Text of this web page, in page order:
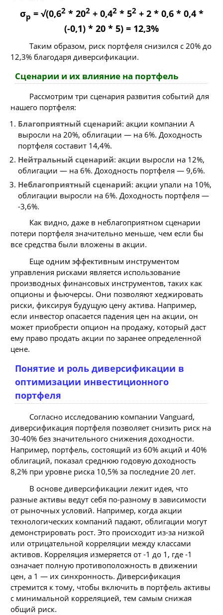
σp = √(0,62* 202+ 0,42* 52+ 2 * 0,6 * 0,4 *
(-0,1) * 20 * 5) = 12,3%
Таким образом, риск портфеля снизился с 20% до
12,3% благодаря диверсификации.
Сценарии и их влияние на портфель
Рассмотрим три сценария развития событий для
нашего портфеля:
Благоприятный сценарий: акции компании А
выросли на 20%, облигации — на 6%. Доходность
портфеля составит 14,4%.
Нейтральный сценарий: акции выросли на 12%,
облигации — на 6%. Доходность портфеля — 9,6%.
Неблагоприятный сценарий: акции упали на 10%,
облигации выросли на 6%. Доходность портфеля —
-3,6%.
Как видно, даже в неблагоприятном сценарии
потери портфеля значительно меньше, чем если бы
все средства были вложены в акции.
Еще одним эффективным инструментом
управления рисками является использование
производных финансовых инструментов, таких как
опционы и фьючерсы. Они позволяют хеджировать
риски, фиксируя будущую цену актива. Например,
если инвестор опасается падения цен на акции, он
может приобрести опцион на продажу, который даст
ему право продать акции по заранее определенной
цене.
Понятие и роль диверсификации в
оптимизации инвестиционного
портфеля
Согласно исследованию компании Vanguard,
диверсификация портфеля позволяет снизить риск на
30-40% без значительного снижения доходности.
Например, портфель, состоящий из 60% акций и 40%
облигаций, показал среднюю годовую доходность
8,2% при уровне риска 10,5% за последние 20 лет.
В основе диверсификации лежит идея, что
разные активы ведут себя по-разному в зависимости
от рыночных условий. Например, когда акции
технологических компаний падают, облигации могут
демонстрировать рост. Это происходит из-за низкой
или отрицательной корреляции между классами
активов. Корреляция измеряется от -1 до 1, где -1
означает полную противоположность в движении
цен, а 1 — их синхронность. Диверсификация
стремится к тому, чтобы включить в портфель активы
с минимальной корреляцией, тем самым снижая
общий риск.